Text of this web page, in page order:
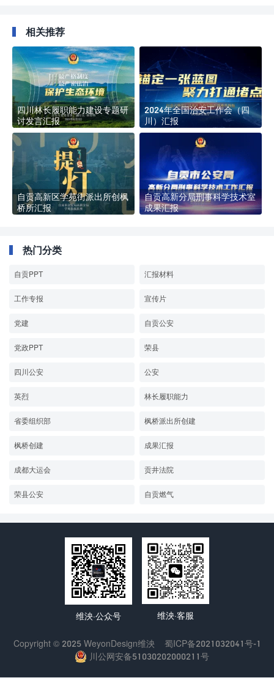
相关推荐
四川林长履职能力建设专题研
讨发言汇报
2024年全国治安工作会（四
川）汇报
自贡高新区学苑街派出所创枫
桥所汇报
自贡高新分局刑事科学技术室
成果汇报
热门分类
自贡PPT 汇报材料
工作专报 宣传片
党建 自贡公安
党政PPT 荣县
四川公安 公安
英烈 林长履职能力
省委组织部 枫桥派出所创建
枫桥创建 成果汇报
成都大运会 贡井法院
荣县公安 自贡燃气
维泱·公众号 维泱·客服
Copyright © 2025 WeyonDesign维泱
蜀ICP备2021032041号-1
川公网安备51030202000211号